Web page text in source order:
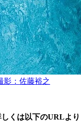
影：佐藤裕之
くは以下のURLより